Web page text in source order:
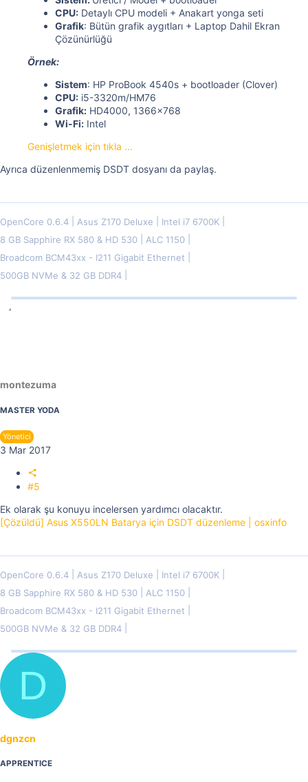
CPU: Detaylı CPU modeli + Anakart yonga seti
Grafik: Bütün grafik aygıtları + Laptop Dahil Ekran
Çözünürlüğü
Örnek:
Sistem: HP ProBook 4540s + bootloader (Clover)
CPU: i5-3320m/HM76
Grafik: HD4000, 1366x768
Wi-Fi: Intel
Genişletmek için tıkla ...
Ayrıca düzenlenmemiş DSDT dosyanı da paylaş.
OpenCore 0.6.4 Asus Z170 Deluxe
Intel i7 6700K
8 GB Sapphire RX 580 & HD 530
ALC 1150
Broadcom BCM43xx - I211 Gigabit Ethernet
500GB NVMe & 32 GB DDR4
montezuma
MASTER YODA
Yönetici
3 Mar 2017
#5
Ek olarak şu konuyu incelersen yardımcı olacaktır.
[Çözüldü] Asus X550LN Batarya için DSDT düzenleme | osxinfo
OpenCore 0.6.4 Asus Z170 Deluxe
Intel i7 6700K
8 GB Sapphire RX 580 & HD 530
ALC 1150
Broadcom BCM43xx - I211 Gigabit Ethernet
500GB NVMe & 32 GB DDR4
D
dgnzcn
APPRENTICE